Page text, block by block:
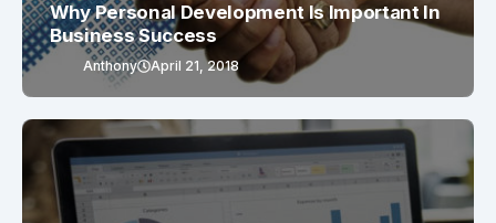
Why Personal Development Is Important In
Business Success
Anthony April 21, 2018